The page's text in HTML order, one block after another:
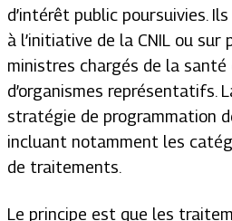
d’intérêt public poursuivies.
à l’initiative de la CNIL ou sur
ministres chargés de la
d’organismes représentatifs.
stratégie de programmation
incluant notamment les
de traitements.
Le principe est que les